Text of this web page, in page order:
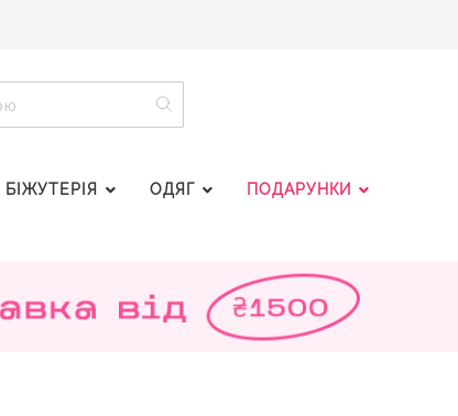
ПОШУК
БІЖУТЕРІЯ ОДЯГ ПОДАРУНКИ